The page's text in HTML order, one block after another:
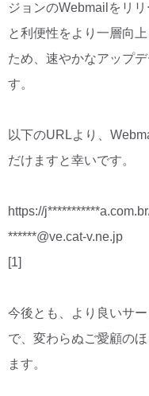
ジョンのWebmailをリ
と利便性をより一層向
ため、速やかなアップ
す。
以下のURLより、
だけますと幸いです。
https://
******@ve.cat-v.ne.jp
[1]
今後とも、より良いサ
で、変わらぬご愛顧の
ます。